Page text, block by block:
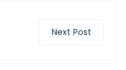
Next Post